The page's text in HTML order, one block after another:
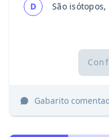
D São
Gabarito